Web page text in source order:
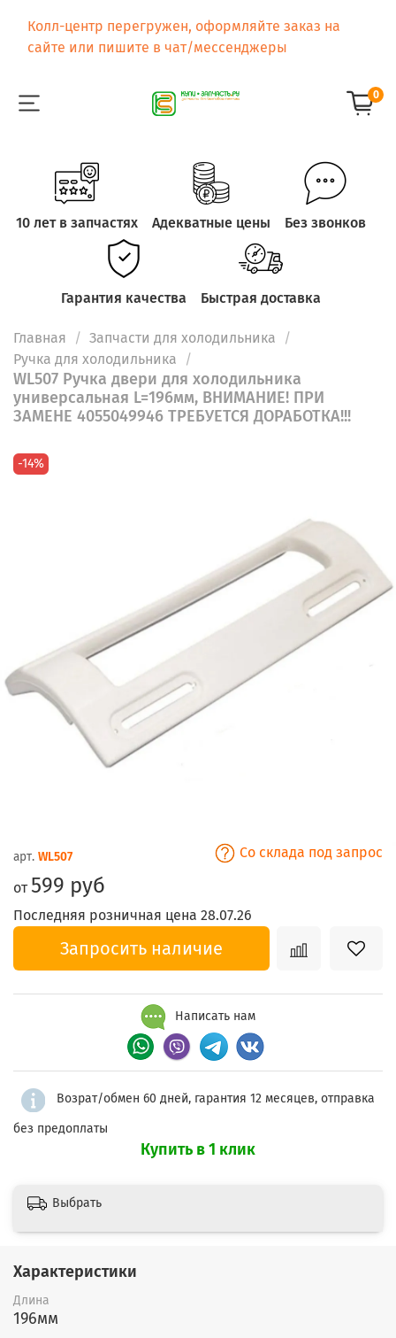
Колл-центр перегружен, оформляйте заказ на
сайте или пишите в чат/мессенджеры
0
10 лет в запчастях Адекватные цены Без звонков
Гарантия качества Быстрая доставка
Главная
Запчасти для холодильника
Ручка для холодильника
WL507 Ручка двери для холодильника
универсальная L=196мм, ВНИМАНИЕ! ПРИ
ЗАМЕНЕ 4055049946 ТРЕБУЕТСЯ ДОРАБОТКА!!!
-14%
арт. WL507 Со склада под запрос
от 599 руб
Последняя розничная цена 28.07.26
Запросить наличие
Написать нам
Возрат/обмен 60 дней, гарантия 12 месяцев, отправка
без предоплаты
Купить в 1 клик
Выбрать
Характеристики
Длина
196мм